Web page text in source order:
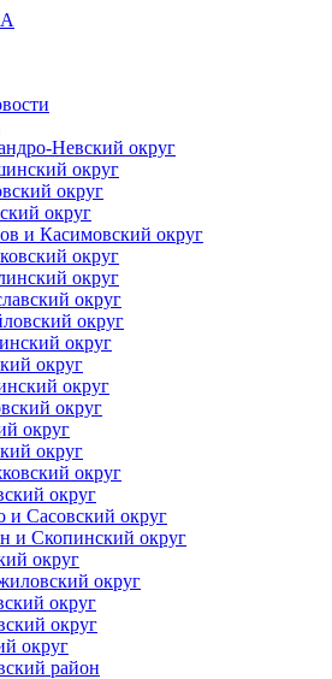
Невский округ
округ
округ
округ
и Касимовский округ
округ
округ
округ
округ
округ
округ
округ
округ
округ
округ
округ
округ
и Сасовский округ
и Скопинский округ
округ
округ
округ
округ
округ
район